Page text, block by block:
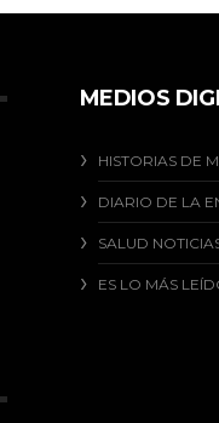
MEDIOS
HISTORIAS DE
DIARIO DE LA
SALUD
ES LO MÁS